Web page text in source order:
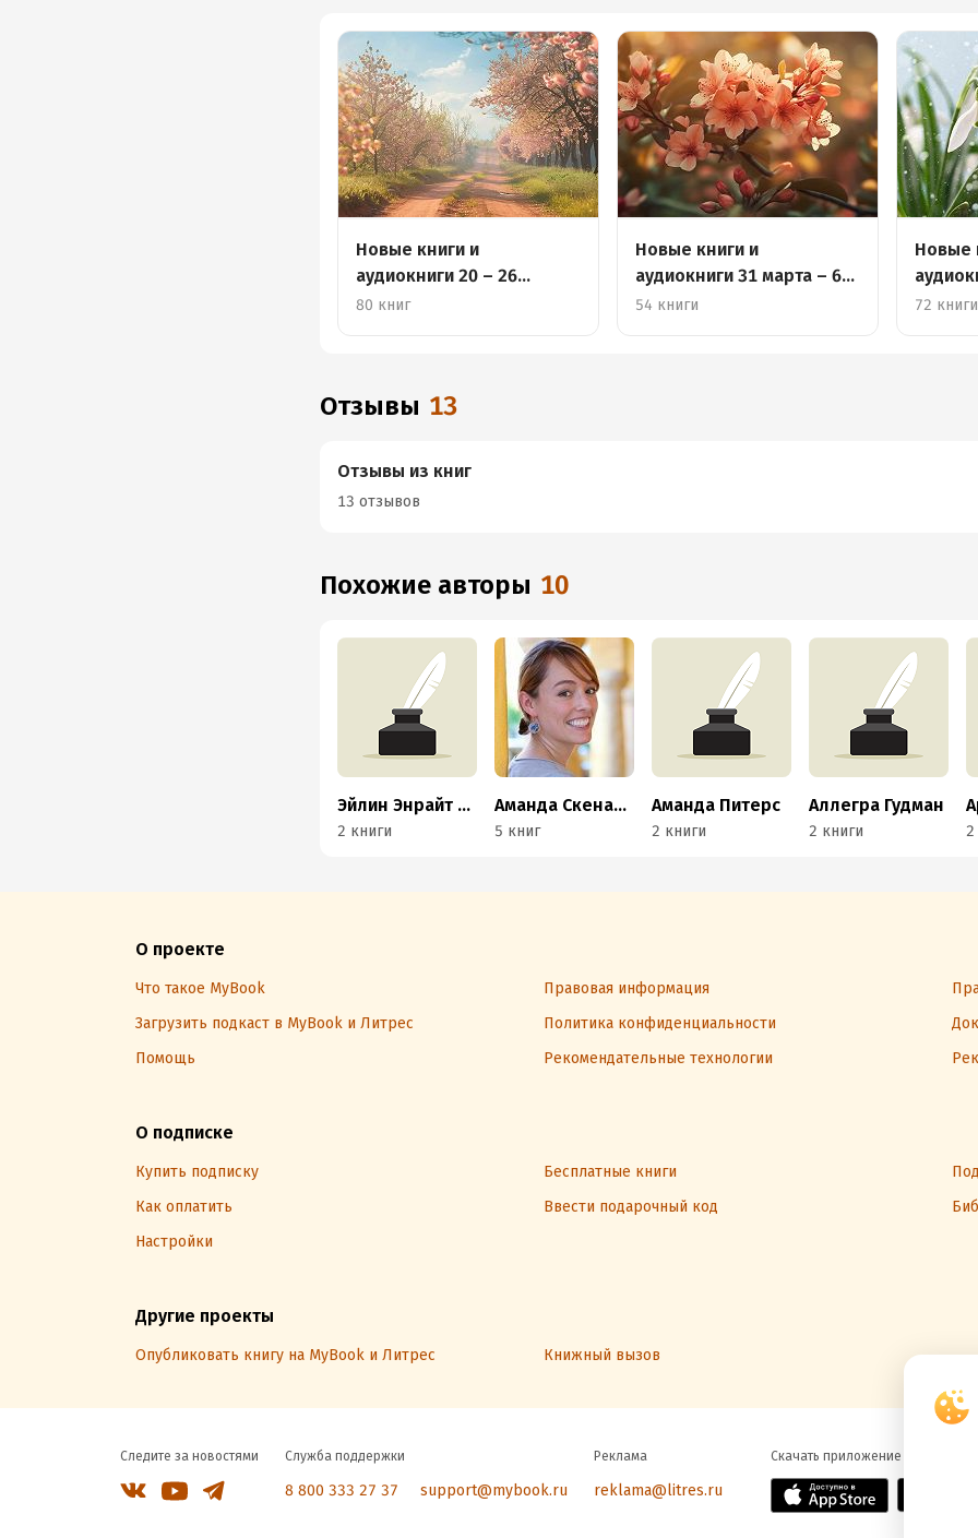
Новые книги и
аудиокниги 20 – 26
апреля
80 книг
Новые книги и
аудиокниги 31 марта – 6
апреля
54 книги
Новые
72 книги
Отзывы 13
Отзывы из книг
13 отзывов
Похожие авторы 10
Эйлин Энрайт Ходжеттс
2 книги
Аманда Скенандор
5 книг
Аманда Питерс
2 книги
Аллегра Гудман
2 книги 2
О проекте
Что такое MyBook Правовая информация
Загрузить подкаст в MyBook и Литрес
Политика конфиденциальности
Помощь
Рекомендательные технологии
О подписке
Купить подписку Бесплатные книги
Как оплатить
Ввести подарочный код
Настройки
Другие проекты
Опубликовать книгу на MyBook и Литрес Книжный вызов
Следите за новостями Служба поддержки
8 800 333 27 37 support@mybook.ru
Реклама
reklama@litres.ru
Скачать приложение